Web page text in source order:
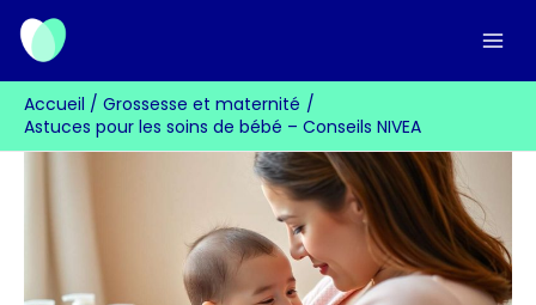
Aller
contenu
Accueil
Grossesse et maternité
Astuces pour les soins de bébé – Conseils NIVEA